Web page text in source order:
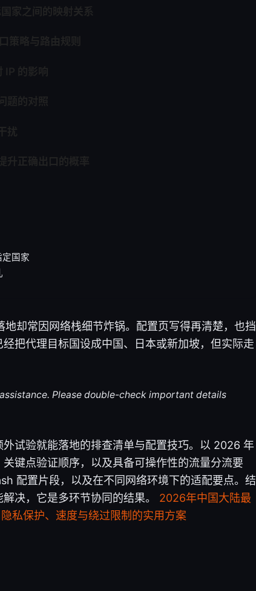
国家
却常因网络栈细节炸锅。配置页写得再清楚，也挡
把代理目标国设成中国、日本或新加坡，但实际走
Please double-check important details
试验就能落地的排查清单与配置技巧。以 2026 年
键点验证顺序，以及具备可操作性的流量分流要
配置片段，以及在不同网络环境下的适配要点。结
决，它是多环节协同的结果。 2026年中国大陆最
私保护、速度与绕过限制的实用方案